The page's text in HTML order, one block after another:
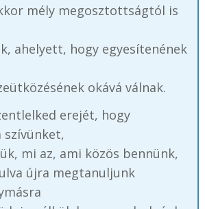
mély megosztottságtól is
ahelyett, hogy egyesítenének
okává válnak.
erejét, hogy
mi az, ami közös bennünk,
újra megtanuljunk